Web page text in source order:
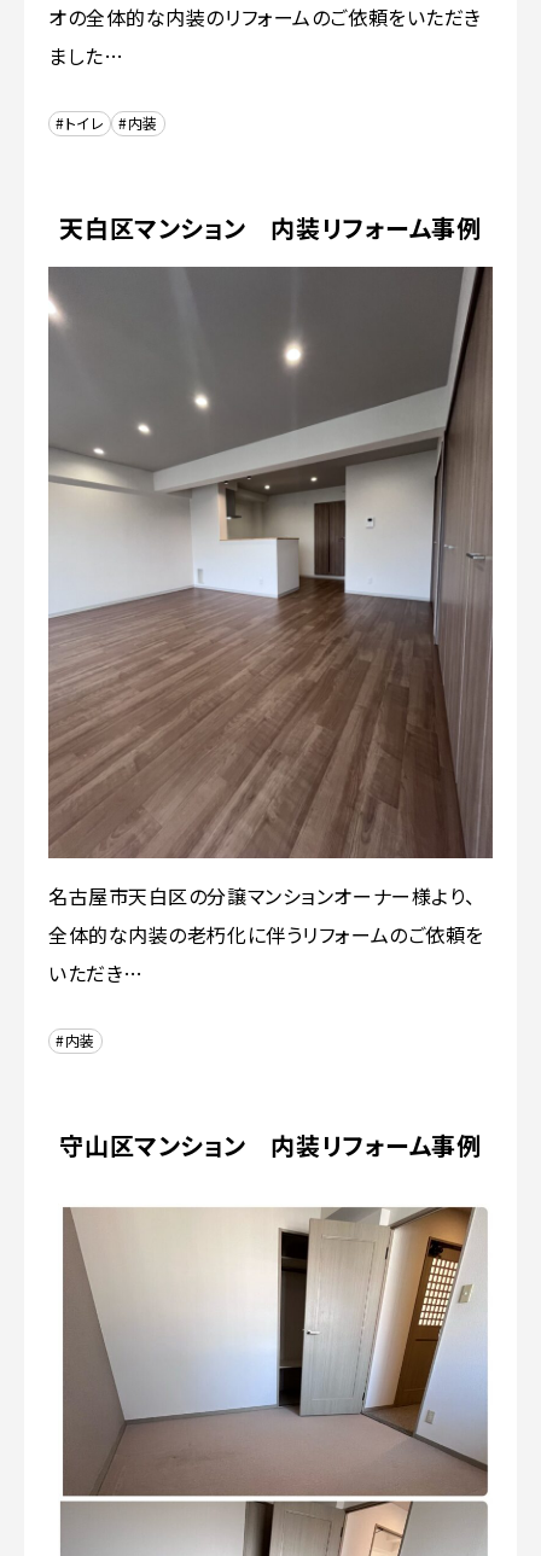
オの全体的な内装のリフォームのご依頼をいただき
ました…
#トイレ #内装
天白区マンション 内装リフォーム事例
名古屋市天白区の分譲マンションオーナー様より、
全体的な内装の老朽化に伴うリフォームのご依頼を
いただき…
#内装
守山区マンション 内装リフォーム事例